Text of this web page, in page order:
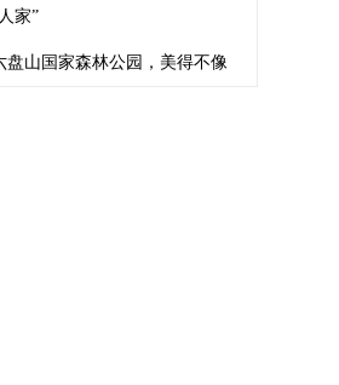
家”
盘山国家森林公园，美得不像